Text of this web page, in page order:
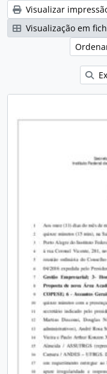
Visualizar
Visualização em